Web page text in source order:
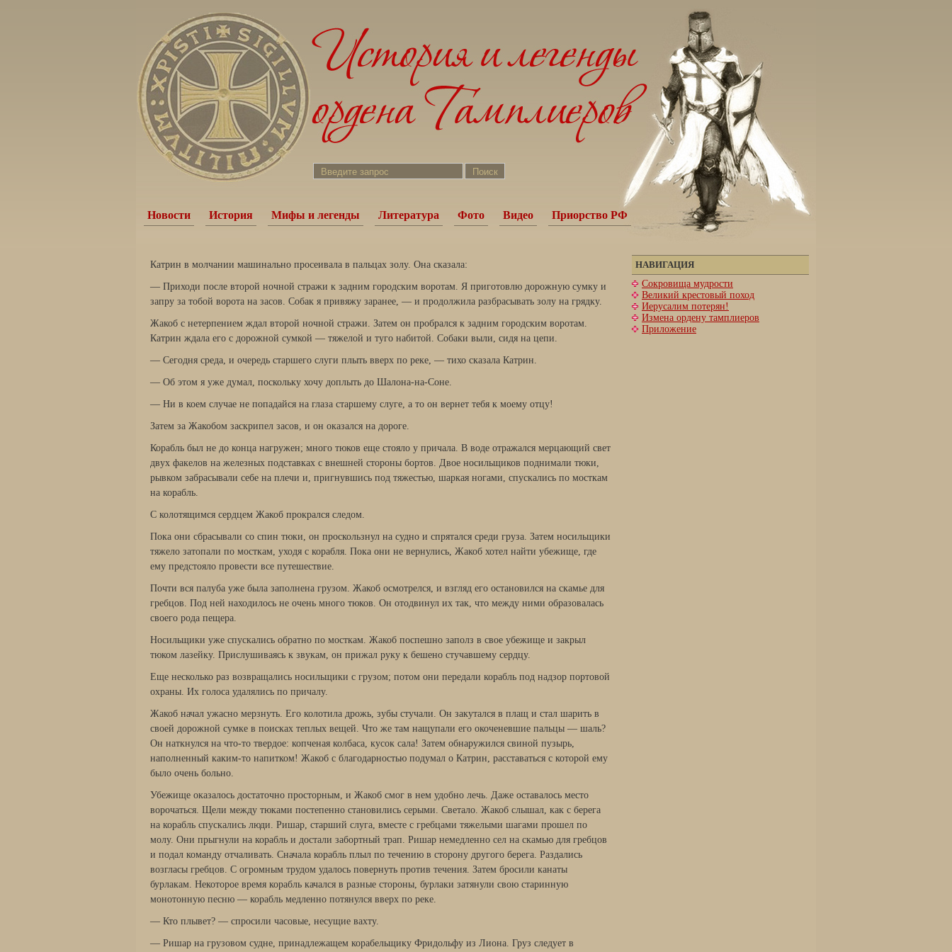
Новости История Мифы и легенды Литература Фото Видео Приорство РФ
Катрин в молчании машинально просеивала в пальцах золу. Она сказала:
— Приходи после второй ночной стражи к задним городским воротам. Я приготовлю дорожную сумку и
запру за тобой ворота на засов. Собак я привяжу заранее, — и продолжила разбрасывать золу на грядку.
Жакоб с нетерпением ждал второй ночной стражи. Затем он пробрался к задним городским воротам.
Катрин ждала его с дорожной сумкой — тяжелой и туго набитой. Собаки выли, сидя на цепи.
— Сегодня среда, и очередь старшего слуги плыть вверх по реке, — тихо сказала Катрин.
— Об этом я уже думал, поскольку хочу доплыть до Шалона-на-Соне.
— Ни в коем случае не попадайся на глаза старшему слуге, а то он вернет тебя к моему отцу!
Затем за Жакобом заскрипел засов, и он оказался на дороге.
Корабль был не до конца нагружен; много тюков еще стояло у причала. В воде отражался мерцающий свет
двух факелов на железных подставках с внешней стороны бортов. Двое носильщиков поднимали тюки,
рывком забрасывали себе на плечи и, пригнувшись под тяжестью, шаркая ногами, спускались по мосткам
на корабль.
С колотящимся сердцем Жакоб прокрался следом.
Пока они сбрасывали со спин тюки, он проскользнул на судно и спрятался среди груза. Затем носильщики
тяжело затопали по мосткам, уходя с корабля. Пока они не вернулись, Жакоб хотел найти убежище, где
ему предстояло провести все путешествие.
Почти вся палуба уже была заполнена грузом. Жакоб осмотрелся, и взгляд его остановился на скамье для
гребцов. Под ней находилось не очень много тюков. Он отодвинул их так, что между ними образовалась
своего рода пещера.
Носильщики уже спускались обратно по мосткам. Жакоб поспешно заполз в свое убежище и закрыл
тюком лазейку. Прислушиваясь к звукам, он прижал руку к бешено стучавшему сердцу.
Еще несколько раз возвращались носильщики с грузом; потом они передали корабль под надзор портовой
охраны. Их голоса удалялись по причалу.
Жакоб начал ужасно мерзнуть. Его колотила дрожь, зубы стучали. Он закутался в плащ и стал шарить в
своей дорожной сумке в поисках теплых вещей. Что же там нащупали его окоченевшие пальцы — шаль?
Он наткнулся на что-то твердое: копченая колбаса, кусок сала! Затем обнаружился свиной пузырь,
наполненный каким-то напитком! Жакоб с благодарностью подумал о Катрин, расставаться с которой ему
было очень больно.
Убежище оказалось достаточно просторным, и Жакоб смог в нем удобно лечь. Даже оставалось место
ворочаться. Щели между тюками постепенно становились серыми. Светало. Жакоб слышал, как с берега
на корабль спускались люди. Ришар, старший слуга, вместе с гребцами тяжелыми шагами прошел по
молу. Они прыгнули на корабль и достали забортный трап. Ришар немедленно сел на скамью для гребцов
и подал команду отчаливать. Сначала корабль плыл по течению в сторону другого берега. Раздались
возгласы гребцов. С огромным трудом удалось повернуть против течения. Затем бросили канаты
бурлакам. Некоторое время корабль качался в разные стороны, бурлаки затянули свою старинную
монотонную песню — корабль медленно потянулся вверх по реке.
— Кто плывет? — спросили часовые, несущие вахту.
— Ришар на грузовом судне, принадлежащем корабельщику Фридольфу из Лиона. Груз следует в
НАВИГАЦИЯ
Сокровища мудрости
Великий крестовый поход
Иерусалим потерян!
Измена ордену тамплиеров
Приложение